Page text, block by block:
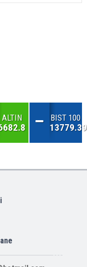
ALTIN BIST 100
13779.39